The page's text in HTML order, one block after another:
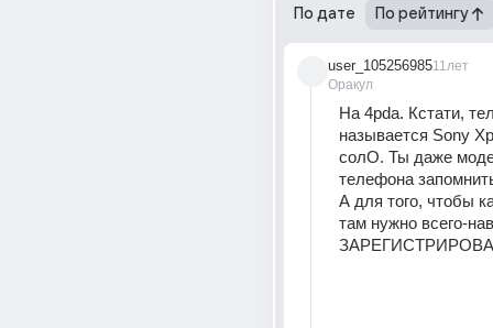
По дате По рейтингу
user_105256985
Оракул
11лет
На 4pda. Кстати,
называется Sony
солО. Ты даже
телефона
А для того, чтобы
там нужно всего-